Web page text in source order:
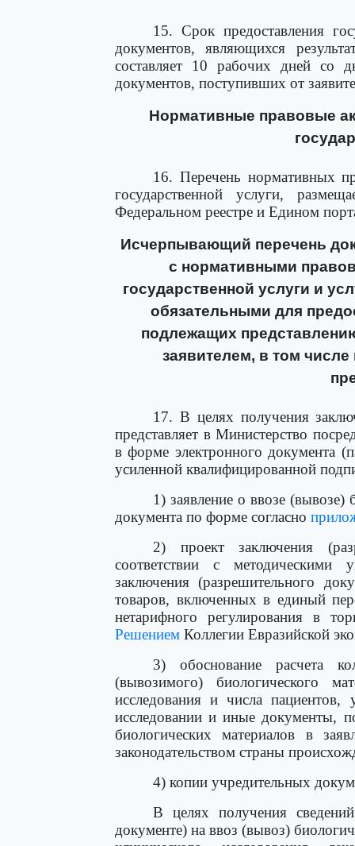
15. Срок предоставления
документов, являющихся
составляет 10 рабочих дней со
документов, поступивших от
Нормативные правовые
16. Перечень нормативных
государственной услуги,
Федеральном реестре и Едином
Исчерпывающий перечень
с нормативными
государственной услуги и
обязательными для
подлежащих
заявителем, в том
17. В целях получения
представляет в Министерство
в форме электронного документа
усиленной квалифицированной
1) заявление о ввозе (вывозе)
документа по форме согласно
2) проект заключения
соответствии с
заключения (разрешительного
товаров, включенных в единый
нетарифного регулирования в
Решением Коллегии Евразийской
3) обоснование расчета
(вывозимого) биологического
исследования и числа
исследовании и иные документы,
биологических материалов в
законодательством страны
4) копии учредительных
В целях получения
документе) на ввоз (вывоз)